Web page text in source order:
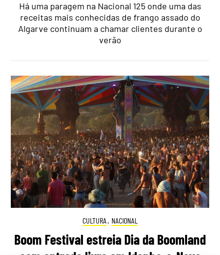
Há uma paragem na Nacional 125 onde uma das
receitas mais conhecidas de frango assado do
Algarve continuam a chamar clientes durante o
verão
CULTURA , NACIONAL
Boom Festival estreia Dia da Boomland